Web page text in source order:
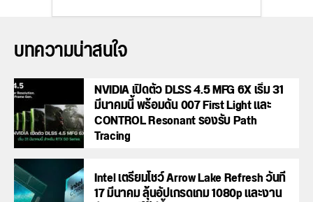
บทความน่าสนใจ
NVIDIA เปิดตัว DLSS 4.5 MFG 6X เริ่ม 31
มีนาคมนี้ พร้อมดัน 007 First Light และ
CONTROL Resonant รองรับ Path
Tracing
Intel เตรียมโชว์ Arrow Lake Refresh วันที่
17 มีนาคม ลุ้นอัปเกรดเกม 1080p และงาน